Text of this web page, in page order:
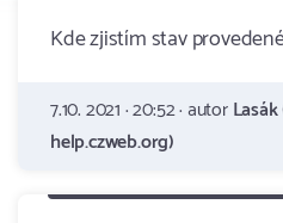
Kde zjistím stav
7.10. 2021 · 20:52 · autor
help.czweb.org)